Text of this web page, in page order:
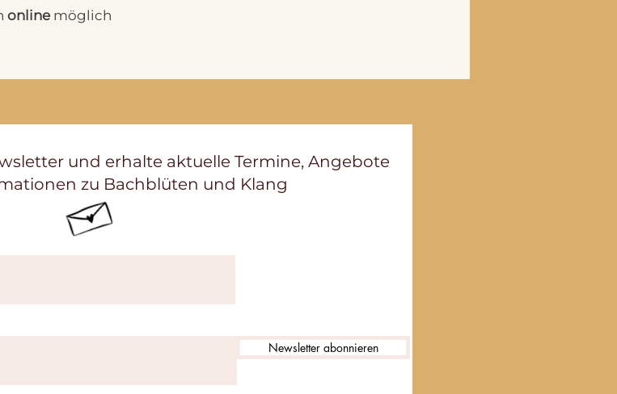
onlinemöglich
und erhalte aktuelle Termine, Angebote
zu Bachblüten und Klang
Newsletter abonnieren